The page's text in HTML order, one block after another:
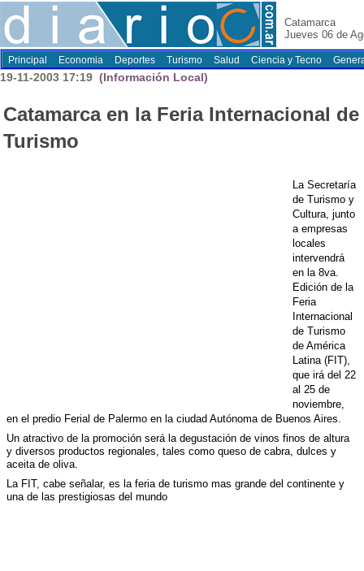
Catamarca
Jueves 06 de
Principal Economia Deportes Turismo Salud Ciencia y Tecno
19-11-2003 17:19 (Información Local)
Catamarca en la Feria Internacional de
Turismo
La Secretaría
de Turismo y
Cultura, junto
a empresas
locales
intervendrá
en la 8va.
Edición de la
Feria
Internacional
de Turismo
de América
Latina (FIT),
que irá del 22
al 25 de
noviembre,
en el predio Ferial de Palermo en la ciudad Autónoma de Buenos Aires.
Un atractivo de la promoción será la degustación de vinos finos de altura
y diversos productos regionales, tales como queso de cabra, dulces y
aceita de oliva.
La FIT, cabe señalar, es la feria de turismo mas grande del continente y
una de las prestigiosas del mundo